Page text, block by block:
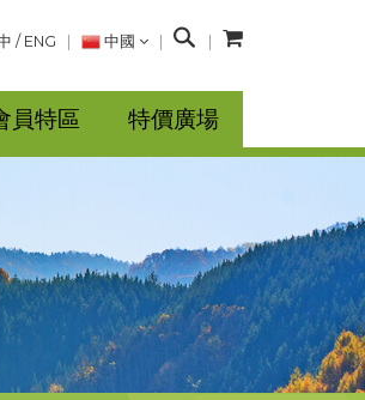
/ ENG 中國
搜
員特區 特價廣場